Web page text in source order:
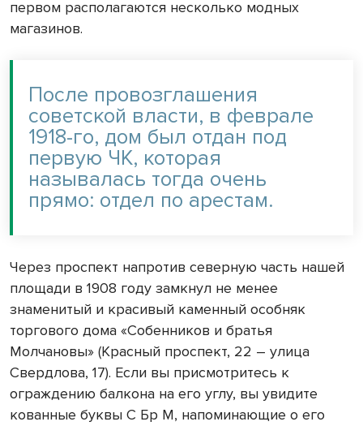
первом располагаются несколько модных
магазинов.
После провозглашения
советской власти, в феврале
1918-го, дом был отдан под
первую ЧК, которая
называлась тогда очень
прямо: отдел по арестам.
Через проспект напротив северную часть нашей
площади в 1908 году замкнул не менее
знаменитый и красивый каменный особняк
торгового дома «Собенников и братья
Молчановы» (Красный проспект, 22 – улица
Свердлова, 17). Если вы присмотритесь к
ограждению балкона на его углу, вы увидите
кованные буквы С Бр М, напоминающие о его